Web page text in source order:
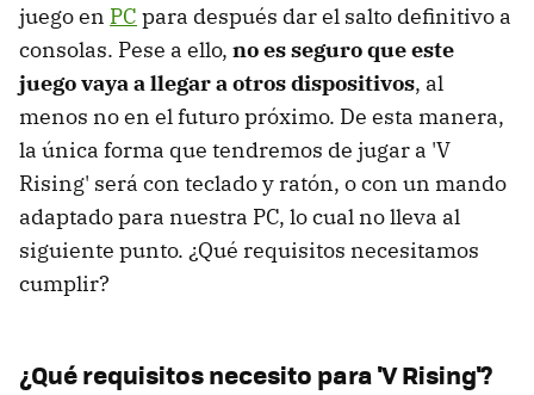
juego en PC para después dar el salto definitivo a
consolas. Pese a ello, no es seguro que este
juego vaya a llegar a otros dispositivos, al
menos no en el futuro próximo. De esta manera,
la única forma que tendremos de jugar a 'V
Rising' será con teclado y ratón, o con un mando
adaptado para nuestra PC, lo cual no lleva al
siguiente punto. ¿Qué requisitos necesitamos
cumplir?
¿Qué requisitos necesito para 'V Rising'?